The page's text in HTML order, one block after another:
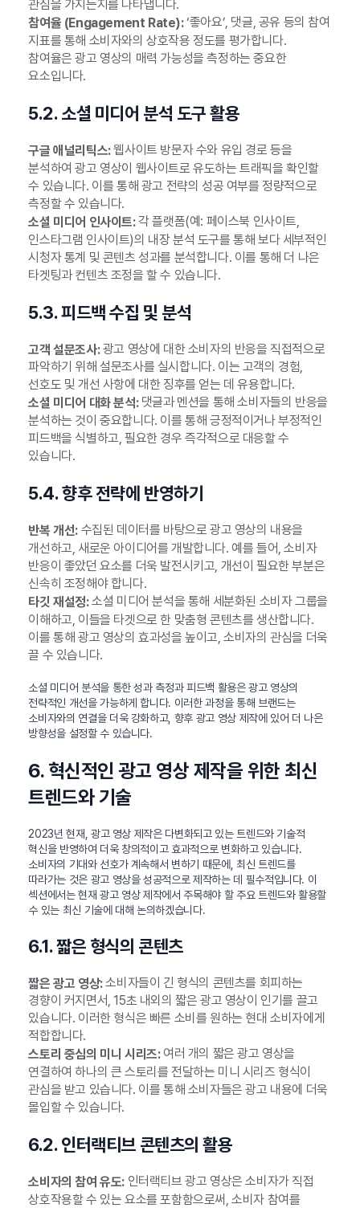
관심을 가지는지를 나타냅니다.
참여율 (Engagement Rate):‘좋아요’, 댓글, 공유 등의 참여
지표를 통해 소비자와의 상호작용 정도를 평가합니다.
참여율은 광고 영상의 매력 가능성을 측정하는 중요한
요소입니다.
5.2. 소셜 미디어 분석 도구 활용
구글 애널리틱스:웹사이트 방문자 수와 유입 경로 등을
분석하여 광고 영상이 웹사이트로 유도하는 트래픽을 확인할
수 있습니다. 이를 통해 광고 전략의 성공 여부를 정량적으로
측정할 수 있습니다.
소셜 미디어 인사이트:각 플랫폼(예: 페이스북 인사이트,
인스타그램 인사이트)의 내장 분석 도구를 통해 보다 세부적인
시청자 통계 및 콘텐츠 성과를 분석합니다. 이를 통해 더 나은
타겟팅과 컨텐츠 조정을 할 수 있습니다.
5.3. 피드백 수집 및 분석
고객 설문조사:광고 영상에 대한 소비자의 반응을 직접적으로
파악하기 위해 설문조사를 실시합니다. 이는 고객의 경험,
선호도 및 개선 사항에 대한 징후를 얻는 데 유용합니다.
소셜 미디어 대화 분석:댓글과 멘션을 통해 소비자들의 반응을
분석하는 것이 중요합니다. 이를 통해 긍정적이거나 부정적인
피드백을 식별하고, 필요한 경우 즉각적으로 대응할 수
있습니다.
5.4. 향후 전략에 반영하기
반복 개선:수집된 데이터를 바탕으로 광고 영상의 내용을
개선하고, 새로운 아이디어를 개발합니다. 예를 들어, 소비자
반응이 좋았던 요소를 더욱 발전시키고, 개선이 필요한 부분은
신속히 조정해야 합니다.
타깃 재설정:소셜 미디어 분석을 통해 세분화된 소비자 그룹을
이해하고, 이들을 타겟으로 한 맞춤형 콘텐츠를 생산합니다.
이를 통해 광고 영상의 효과성을 높이고, 소비자의 관심을 더욱
끌 수 있습니다.
소셜 미디어 분석을 통한 성과 측정과 피드백 활용은 광고 영상의
전략적인 개선을 가능하게 합니다. 이러한 과정을 통해 브랜드는
소비자와의 연결을 더욱 강화하고, 향후 광고 영상 제작에 있어 더 나은
방향성을 설정할 수 있습니다.
6. 혁신적인 광고 영상 제작을 위한 최신
트렌드와 기술
2023년 현재, 광고 영상 제작은 다변화되고 있는 트렌드와 기술적
혁신을 반영하여 더욱 창의적이고 효과적으로 변화하고 있습니다.
소비자의 기대와 선호가 계속해서 변하기 때문에, 최신 트렌드를
따라가는 것은 광고 영상을 성공적으로 제작하는 데 필수적입니다. 이
섹션에서는 현재 광고 영상 제작에서 주목해야 할 주요 트렌드와 활용할
수 있는 최신 기술에 대해 논의하겠습니다.
6.1. 짧은 형식의 콘텐츠
짧은 광고 영상:소비자들이 긴 형식의 콘텐츠를 회피하는
경향이 커지면서, 15초 내외의 짧은 광고 영상이 인기를 끌고
있습니다. 이러한 형식은 빠른 소비를 원하는 현대 소비자에게
적합합니다.
스토리 중심의 미니 시리즈:여러 개의 짧은 광고 영상을
연결하여 하나의 큰 스토리를 전달하는 미니 시리즈 형식이
관심을 받고 있습니다. 이를 통해 소비자들은 광고 내용에 더욱
몰입할 수 있습니다.
6.2. 인터랙티브 콘텐츠의 활용
소비자의 참여 유도:인터랙티브 광고 영상은 소비자가 직접
상호작용할 수 있는 요소를 포함함으로써, 소비자 참여를